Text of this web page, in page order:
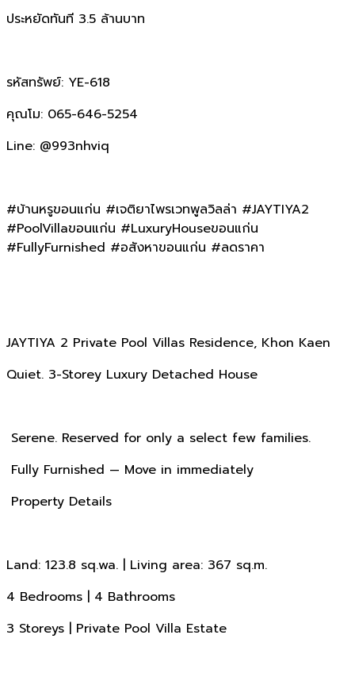
ประหยัดทันที 3.5 ล้านบาท
รหัสทรัพย์: YE-618
คุณโม: 065-646-5254
Line: @993nhviq
#บ้านหรูขอนแก่น #เจติยาไพรเวทพูลวิลล่า #JAYTIYA2
#PoolVillaขอนแก่น #LuxuryHouseขอนแก่น
#FullyFurnished #อสังหาขอนแก่น #ลดราคา
JAYTIYA 2 Private Pool Villas Residence, Khon Kaen
Quiet. 3-Storey Luxury Detached House
Serene. Reserved for only a select few families.
Fully Furnished — Move in immediately
Property Details
Land: 123.8 sq.wa. | Living area: 367 sq.m.
4 Bedrooms | 4 Bathrooms
3 Storeys | Private Pool Villa Estate